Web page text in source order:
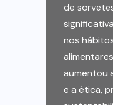
de
nos
aumentou
e a ética,